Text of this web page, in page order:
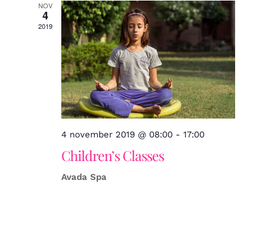
NOV
4
2019
4 november 2019 @ 08:00- 17:00
Children’s Classes
Avada Spa